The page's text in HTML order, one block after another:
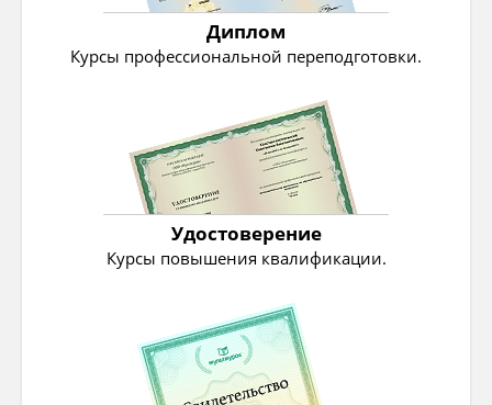
Диплом
Курсы профессиональной переподготовки.
Удостоверение
Курсы повышения квалификации.